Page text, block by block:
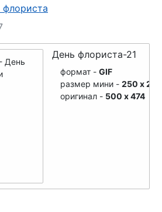
таможенни
флориста
День флориста-21
формат - GIF
размер мини - 250 x 237
оригинал - 500 x 474